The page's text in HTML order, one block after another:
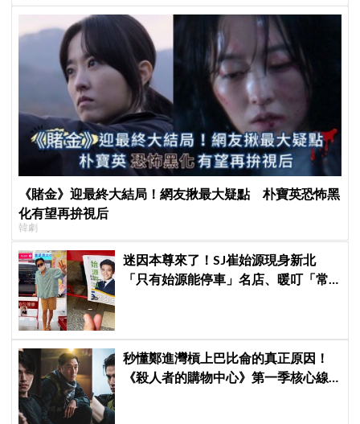
《賭金》迎最終大結局！網友揪最大疑點 朴寶英恐怖黑
化有望再拚視后
韓劇
迷因本尊來了！SJ崔始源現身新北
「只有始源能停車」名店、暖叮「常
秒懂鄭進灣槓上巴比侖的真正原因！
《殺人者的購物中心》第一季核心線